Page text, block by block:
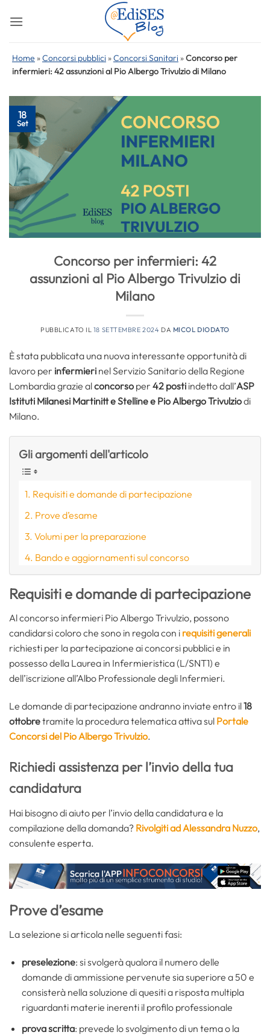
Home »Concorsi pubblici »Concorsi Sanitari »Concorso per
infermieri: 42 assunzioni al Pio Albergo Trivulzio di Milano
18
Set
Concorso per infermieri: 42
assunzioni al Pio Albergo Trivulzio di
Milano
PUBBLICATO IL 18 SETTEMBRE 2024 DA MICOL DIODATO
È stata pubblicata una nuova interessante opportunità di
lavoro per infermieri nel Servizio Sanitario della Regione
Lombardia grazie alconcorso per 42 posti indetto dall’ASP
Istituti Milanesi Martinitt e Stelline e Pio Albergo Trivulziodi
Milano.
Gli argomenti dell'articolo
Requisiti e domande di partecipazione
Prove d’esame
Volumi per la preparazione
Bando e aggiornamenti sul concorso
Requisiti e domande di partecipazione
Al concorso infermieri Pio Albergo Trivulzio, possono
candidarsi coloro che sono in regola con i requisiti generali
richiesti per la partecipazione ai concorsi pubblici e in
possesso della Laurea in Infermieristica (L/SNT1) e
dell’iscrizione all’Albo Professionale degli Infermieri.
Le domande di partecipazione andranno inviate entro il18
ottobretramite la procedura telematica attiva sul Portale
Concorsi del Pio Albergo Trivulzio.
Richiedi assistenza per l’invio della tua
candidatura
Hai bisogno di aiuto per l’invio della candidatura e la
compilazione della domanda? Rivolgiti ad Alessandra Nuzzo,
consulente esperta.
Prove d’esame
La selezione si articola nelle seguenti fasi:
preselezione: si svolgerà qualora il numero delle
domande di ammissione pervenute sia superiore a 50 e
consisterà nella soluzione di quesiti a risposta multipla
riguardanti materie inerenti il profilo professionale
prova scritta: prevede lo svolgimento di un tema o la